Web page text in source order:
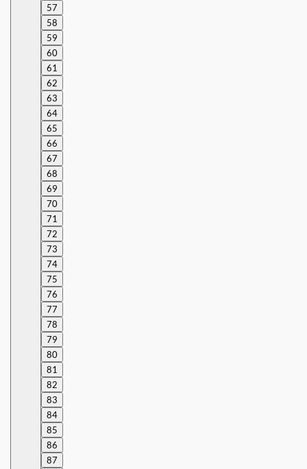
57
58
59
60
61
62
63
64
65
66
67
68
69
70
71
72
73
74
75
76
77
78
79
80
81
82
83
84
85
86
87